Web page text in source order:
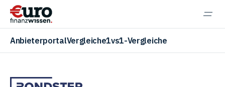
AnbieterportalVergleiche1vs1-Vergleiche